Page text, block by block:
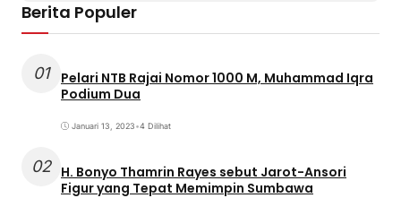
Berita Populer
01
Pelari NTB Rajai Nomor 1000 M, Muhammad Iqra
Podium Dua
Januari 13, 2023•4 Dilihat
02 H. Bonyo Thamrin Rayes sebut Jarot-Ansori
Figur yang Tepat Memimpin Sumbawa